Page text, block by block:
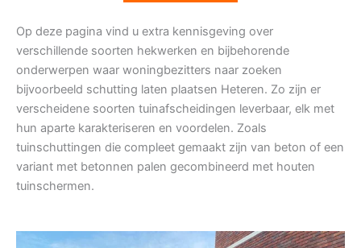
Op deze pagina vind u extra kennisgeving over
verschillende soorten hekwerken en bijbehorende
onderwerpen waar woningbezitters naar zoeken
bijvoorbeeld schutting laten plaatsen Heteren. Zo zijn er
verscheidene soorten tuinafscheidingen leverbaar, elk met
hun aparte karakteriseren en voordelen. Zoals
tuinschuttingen die compleet gemaakt zijn van beton of een
variant met betonnen palen gecombineerd met houten
tuinschermen.